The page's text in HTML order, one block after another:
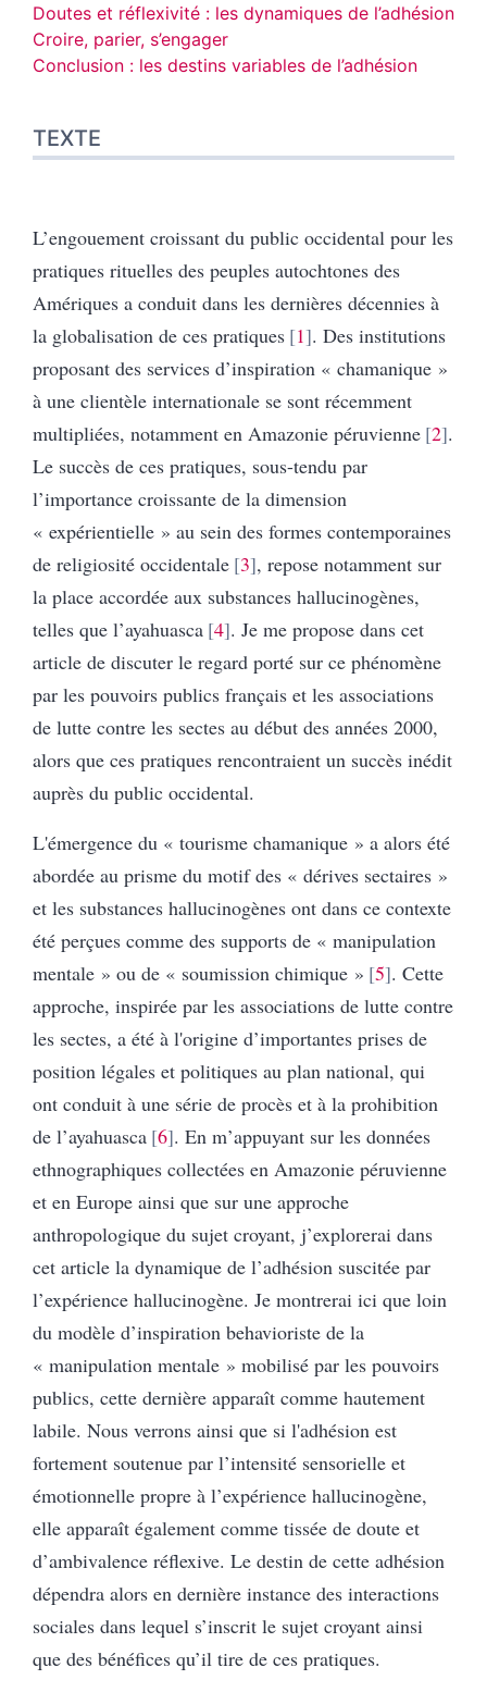
Doutes et réflexivité : les dynamiques de l’adhésion
Croire, parier, s’engager
Conclusion : les destins variables de l’adhésion
TEXTE
L’engouement croissant du public occidental pour les
pratiques rituelles des peuples autochtones des
Amériques a conduit dans les dernières décennies à
la globalisation de ces pratiques 1 . Des institutions
proposant des services d’inspiration « chamanique »
à une clientèle internationale se sont récemment
multipliées, notamment en Amazonie péruvienne 2 .
Le succès de ces pratiques, sous-tendu par
l’importance croissante de la dimension
« expérientielle » au sein des formes contemporaines
de religiosité occidentale 3 , repose notamment sur
la place accordée aux substances hallucinogènes,
telles que l’ayahuasca 4 . Je me propose dans cet
article de discuter le regard porté sur ce phénomène
par les pouvoirs publics français et les associations
de lutte contre les sectes au début des années 2000,
alors que ces pratiques rencontraient un succès inédit
auprès du public occidental.
L'émergence du « tourisme chamanique » a alors été
abordée au prisme du motif des « dérives sectaires »
et les substances hallucinogènes ont dans ce contexte
été perçues comme des supports de « manipulation
mentale » ou de « soumission chimique » 5 . Cette
approche, inspirée par les associations de lutte contre
les sectes, a été à l'origine d’importantes prises de
position légales et politiques au plan national, qui
ont conduit à une série de procès et à la prohibition
de l’ayahuasca 6 . En m’appuyant sur les données
ethnographiques collectées en Amazonie péruvienne
et en Europe ainsi que sur une approche
anthropologique du sujet croyant, j’explorerai dans
cet article la dynamique de l’adhésion suscitée par
l’expérience hallucinogène. Je montrerai ici que loin
du modèle d’inspiration behavioriste de la
« manipulation mentale » mobilisé par les pouvoirs
publics, cette dernière apparaît comme hautement
labile. Nous verrons ainsi que si l'adhésion est
fortement soutenue par l’intensité sensorielle et
émotionnelle propre à l’expérience hallucinogène,
elle apparaît également comme tissée de doute et
d’ambivalence réflexive. Le destin de cette adhésion
dépendra alors en dernière instance des interactions
sociales dans lequel s’inscrit le sujet croyant ainsi
que des bénéfices qu’il tire de ces pratiques.